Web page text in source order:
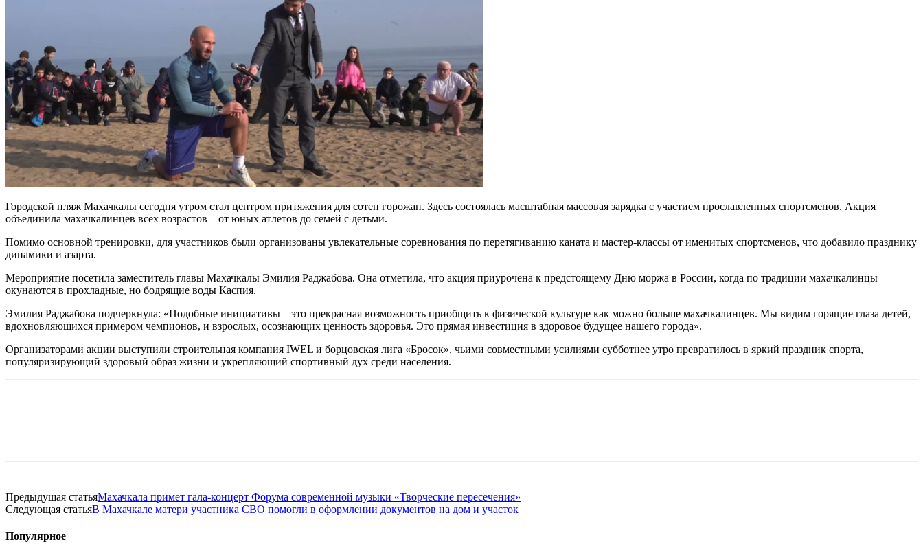
Городской пляж Махачкалы сегодня утром стал центром притяжения для сотен горожан. Здесь состоялась масштабная массовая зарядка с участием прославленных спортсменов. Акция
объединила махачкалинцев всех возрастов – от юных атлетов до семей с детьми.
Помимо основной тренировки, для участников были организованы увлекательные соревнования по перетягиванию каната и мастер-классы от именитых спортсменов, что добавило празднику
динамики и азарта.
Мероприятие посетила заместитель главы Махачкалы Эмилия Раджабова. Она отметила, что акция приурочена к предстоящему Дню моржа в России, когда по традиции махачкалинцы
окунаются в прохладные, но бодрящие воды Каспия.
Эмилия Раджабова подчеркнула: «Подобные инициативы – это прекрасная возможность приобщить к физической культуре как можно больше махачкалинцев. Мы видим горящие глаза детей,
вдохновляющихся примером чемпионов, и взрослых, осознающих ценность здоровья. Это прямая инвестиция в здоровое будущее нашего города».
Организаторами акции выступили строительная компания IWEL и борцовская лига «Бросок», чьими совместными усилиями субботнее утро превратилось в яркий праздник спорта,
популяризирующий здоровый образ жизни и укрепляющий спортивный дух среди населения.
Предыдущая статьяМахачкала примет гала-концерт Форума современной музыки «Творческие пересечения»
Следующая статьяВ Махачкале матери участника СВО помогли в оформлении документов на дом и участок
Популярное